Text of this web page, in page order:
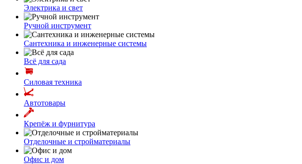
Электрика и свет
Ручной инструмент
Сантехника и инженерные системы
Всё для сада
Силовая техника
Автотовары
Крепёж и фурнитура
Отделочные и стройматериалы
Офис и дом